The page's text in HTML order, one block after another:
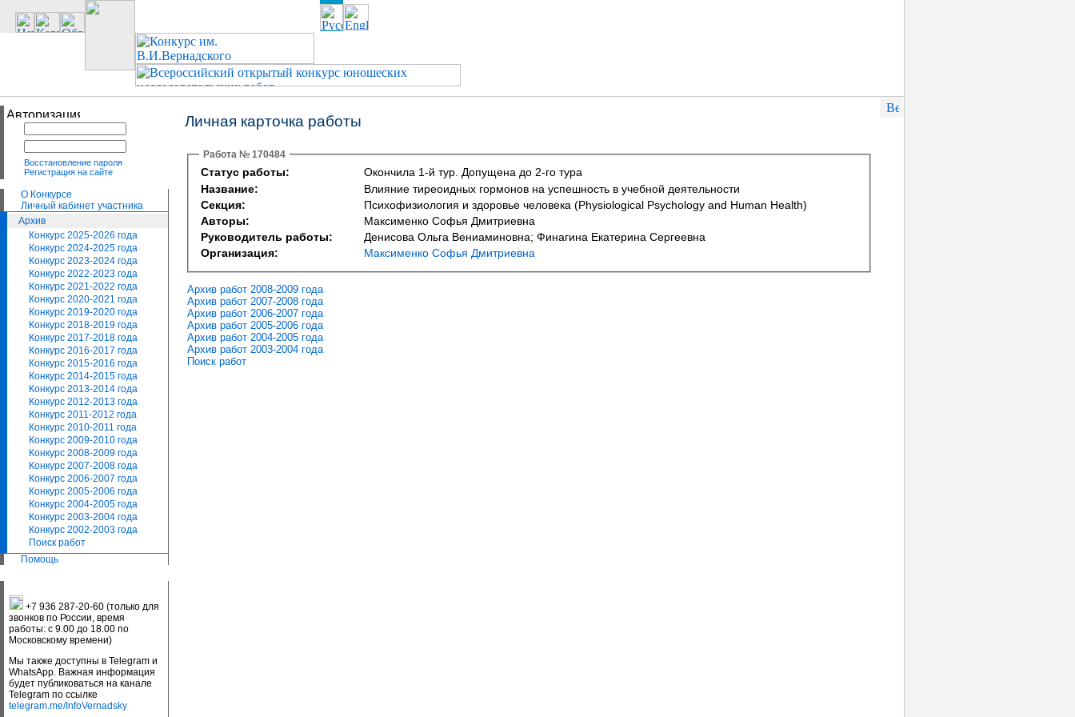
Восстановление пароля
Регистрация на сайте
О Конкурсе
Личный кабинет участника
Архив
Конкурс 2025-2026 года
Конкурс 2024-2025 года
Конкурс 2023-2024 года
Конкурс 2022-2023 года
Конкурс 2021-2022 года
Конкурс 2020-2021 года
Конкурс 2019-2020 года
Конкурс 2018-2019 года
Конкурс 2017-2018 года
Конкурс 2016-2017 года
Конкурс 2015-2016 года
Конкурс 2014-2015 года
Конкурс 2013-2014 года
Конкурс 2012-2013 года
Конкурс 2011-2012 года
Конкурс 2010-2011 года
Конкурс 2009-2010 года
Конкурс 2008-2009 года
Конкурс 2007-2008 года
Конкурс 2006-2007 года
Конкурс 2005-2006 года
Конкурс 2004-2005 года
Конкурс 2003-2004 года
Конкурс 2002-2003 года
Поиск работ
Помощь
+7 936 287-20-60 (только для
звонков по России, время
работы: с 9.00 до 18.00 по
Московскому времени)
Мы также доступны в Telegram и
WhatsApp. Важная информация
будет публиковаться на канале
Telegram по ссылке
telegram.me/InfoVernadsky
Личная карточка работы
Работа № 170484
Статус работы:
Окончила 1-й тур. Допущена до 2-го тура
Название:
Влияние тиреоидных гормонов на успешность в учебной деятельности
Секция:
Психофизиология и здоровье человека (Physiological Psychology and Human Health)
Авторы:
Максименко Софья Дмитриевна
Руководитель работы:
Денисова Ольга Вениаминовна; Финагина Екатерина Сергеевна
Организация:
Максименко Софья Дмитриевна
Архив работ 2008-2009 года
Архив работ 2007-2008 года
Архив работ 2006-2007 года
Архив работ 2005-2006 года
Архив работ 2004-2005 года
Архив работ 2003-2004 года
Поиск работ